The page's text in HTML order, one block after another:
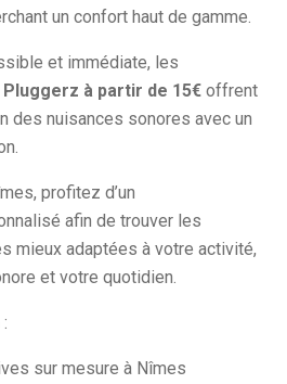
un confort haut de gamme.
et immédiate, les
à partir de 15€ offrent
des nuisances sonores avec un
profitez d’un
afin de trouver les
mieux adaptées à votre activité,
et votre quotidien.
sur mesure à Nîmes